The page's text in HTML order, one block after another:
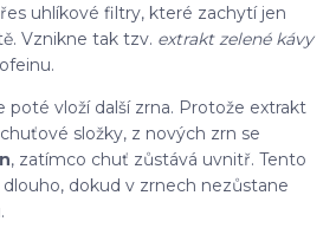
uhlíkové filtry, které zachytí jen
Vznikne tak tzv. extrakt zelené kávy
poté vloží další zrna. Protože extrakt
složky, z nových zrn se
, zatímco chuť zůstává uvnitř. Tento
dokud v zrnech nezůstane